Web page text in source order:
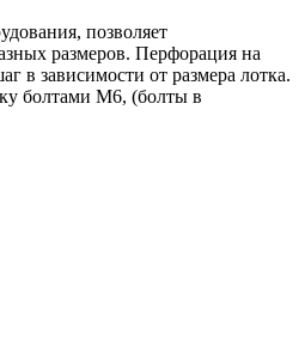
позволяет
размеров. Перфорация на
в зависимости от размера лотка.
болтами М6, (болты в